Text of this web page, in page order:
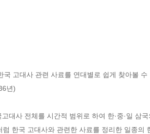
국 고대사 관련 사료를 연대별로 쉽게 찾아볼
년)
대사 전체를 시간적 범위로 하여 한·중·일 삼
럼 한국 고대사와 관련한 사료를 정리한 일종의